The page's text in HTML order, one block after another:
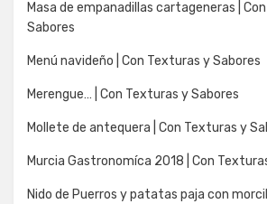
Masa de empanadillas cartageneras |
Sabores
Menú navideño | Con Texturas y Sabores
Merengue… | Con Texturas y Sabores
Mollete de antequera | Con Texturas y
Murcia Gastronomíca 2018 | Con
Nido de Puerros y patatas paja con